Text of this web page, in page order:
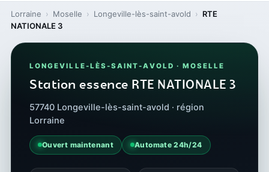
Lorraine › Moselle › Longeville-lès-saint-avold › RTE
NATIONALE 3
LONGEVILLE-LÈS-SAINT-AVOLD · MOSELLE
Station essence RTE NATIONALE 3
57740 Longeville-lès-saint-avold · région
Lorraine
Ouvert maintenant Automate 24h/24